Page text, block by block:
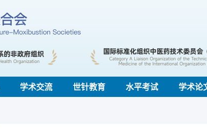
学术交流 世针教育 水平考试 学术论